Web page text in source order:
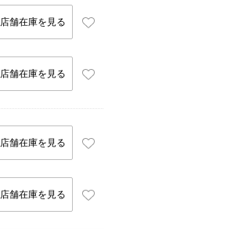
店舗在庫を見る
店舗在庫を見る
店舗在庫を見る
店舗在庫を見る